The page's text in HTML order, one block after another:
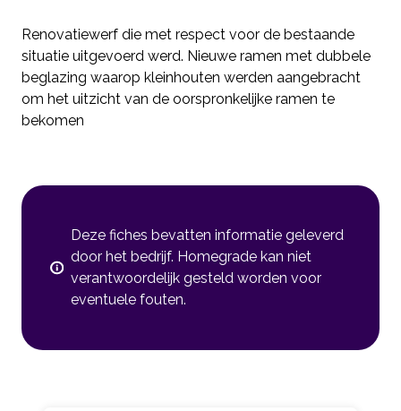
Renovatiewerf die met respect voor de bestaande
situatie uitgevoerd werd. Nieuwe ramen met dubbele
beglazing waarop kleinhouten werden aangebracht
om het uitzicht van de oorspronkelijke ramen te
bekomen
Deze fiches bevatten informatie geleverd
door het bedrijf. Homegrade kan niet
verantwoordelijk gesteld worden voor
eventuele fouten.